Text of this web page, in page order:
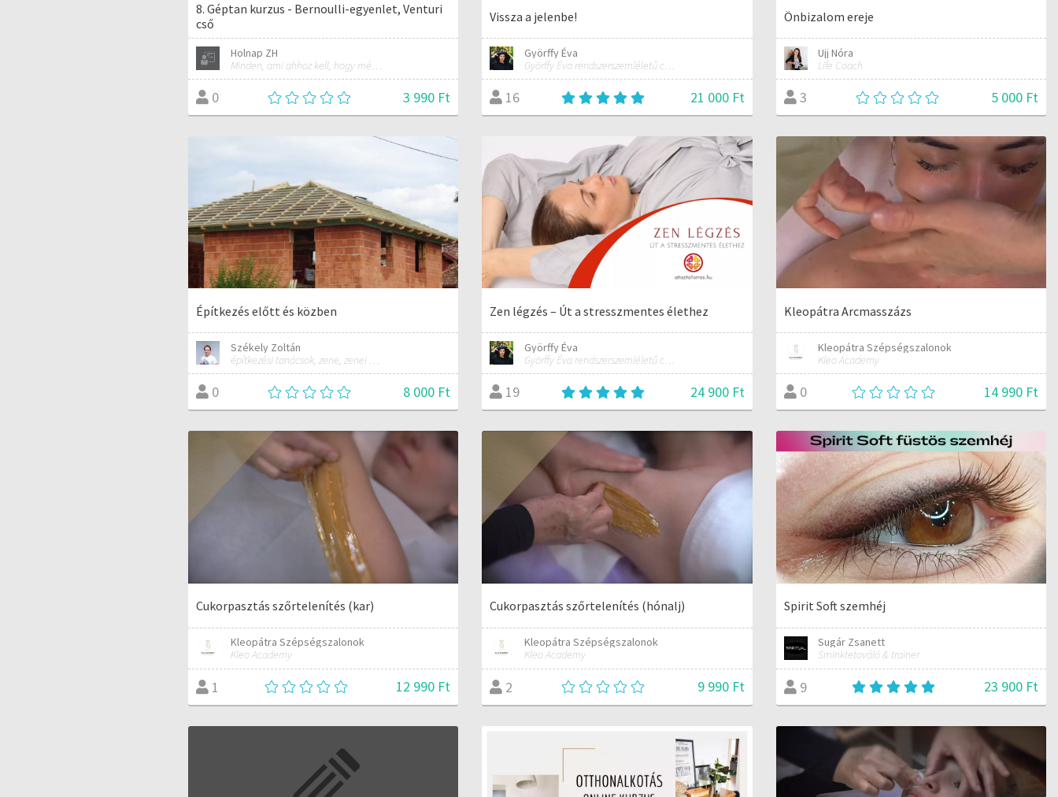
8. Géptan kurzus - Bernoulli-egyenlet, Venturi
cső
Holnap ZH
Minden, ami ahhoz kell, hogy mérnökké válj!
0 3 990 Ft
Vissza a jelenbe!
Györffy Éva
Györffy Éva rendszerszemléletű coach, tréner, alternatív mozgás- és erdőterápiás szakember
16 21 000 Ft
Önbizalom ereje
Ujj Nóra
Life Coach
3 5 000 Ft
Építkezés előtt és közben
Székely Zoltán
építkezési tanácsok, zene, zenei management, rendezvényszervezés
0 8 000 Ft
Zen légzés – Út a stresszmentes élethez
Györffy Éva
Györffy Éva rendszerszemléletű coach, tréner, alternatív mozgás- és erdőterápiás szakember
19 24 900 Ft
Kleopátra Arcmasszázs
Kleopátra Szépségszalonok
Kleo Academy
0 14 990 Ft
Cukorpasztás szőrtelenítés (kar)
Kleopátra Szépségszalonok
Kleo Academy
1 12 990 Ft
Cukorpasztás szőrtelenítés (hónalj)
Kleopátra Szépségszalonok
Kleo Academy
2 9 990 Ft
Spirit Soft szemhéj
Sugár Zsanett
Sminktetováló & trainer
9 23 900 Ft